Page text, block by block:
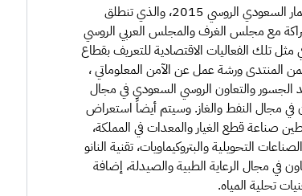
تشارك هيئة الاتصالات وتقنية المعلومات في فعاليات منتدى الأعمال والاستثمار السعودي الروسي 2015، والذي تنطلق
مع مجلس الغرف والمجلس العربي الروسي
تلك الفعاليات الاقتصادية للتعريف بقطاع
المنتدى ورشة عمل عن الآمن المعلوماتي ،
الجسور والتعاون الروسي السعودي في مجال
في مجال النفط والغاز. وسيتم أيضاً استعراض
صناعة قطع الغيار والمعدات في المملكة،
التحويلية والبتروكيماويات، تقنية النانو
في مجال الرعاية الطبية والصيدلة، إضافة
تحلية المياه.